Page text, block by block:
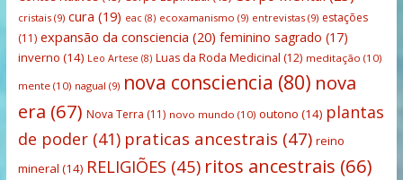
cristais(9) cura (19) eac (8) ecoxamanismo (9) entrevistas(9) estações
(11) expansão da consciencia (20) feminino sagrado (17)
inverno (14) Leo Artese (8) Luas da Roda Medicinal (12) meditação (10)
mente(10) nagual (9) nova consciencia (80) nova
era (67) Nova Terra (11) novo mundo (10) outono (14) plantas
de poder(41) praticas ancestrais (47) reino
mineral (14) RELIGIÕES (45) ritos ancestrais (66)